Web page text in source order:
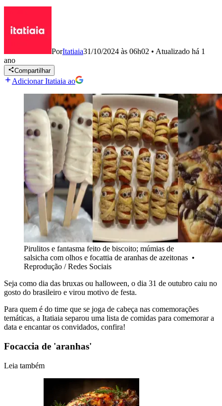
PorItatiaia31/10/2024 às 06h02 • Atualizado há 1
ano
Compartilhar
Adicionar Itatiaia ao
Pirulitos e fantasma feito de biscoito; múmias de
salsicha com olhos e focattia de aranhas de azeitonas •
Reprodução / Redes Sociais
Seja como dia das bruxas ou halloween, o dia 31 de outubro caiu no
gosto do brasileiro e virou motivo de festa.
Para quem é do time que se joga de cabeça nas comemorações
temáticas, a Itatiaia separou uma lista de comidas para comemorar a
data e encantar os convidados, confira!
Focaccia de 'aranhas'
Leia também